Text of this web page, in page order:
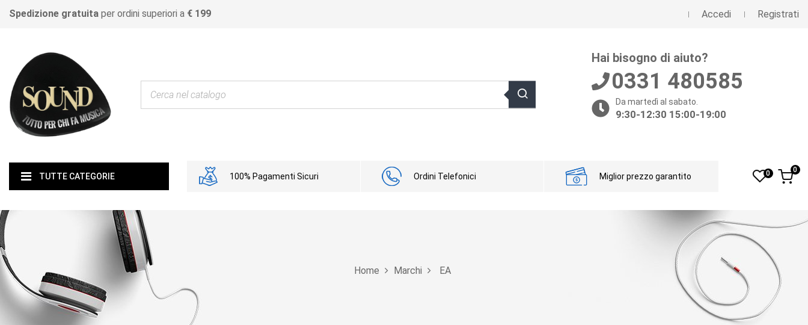
Spedizione gratuita per ordini superiori a € 199 Accedi Registrati
Hai bisogno di aiuto?
0331 480585
Da martedì al sabato.
9:30-12:30 15:00-19:00
TUTTE CATEGORIE 100% Pagamenti Sicuri Ordini Telefonici Miglior prezzo garantito 0 0
Home Marchi EA